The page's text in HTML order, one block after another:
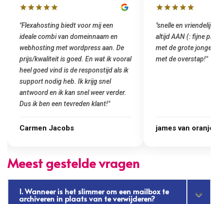
"snelle en vriendelijke service. staat
altijd AAN (: fijne prijzen vergeleken
met de grote jongens en dus nu al blij
met de overstap!"
james van oranje
"Top service. Ik had
het installeren van
was meteen door
gemaakt. Top
Marcel Thijs
Meest gestelde vragen
1. Wanneer is het slimmer om een mailbox te
archiveren in plaats van te verwijderen?